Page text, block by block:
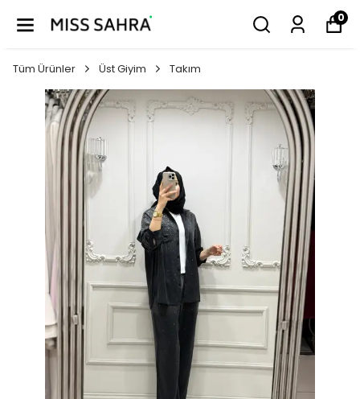
0
Tüm Ürünler Üst Giyim Takım